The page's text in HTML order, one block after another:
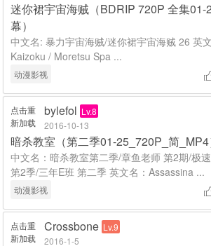
迷你裙宇宙海贼（BDRIP 720P 全集01-
幕）
中文名: 暴力宇宙海贼/迷你裙宇宙海贼 26 英
Kaizoku / Moretsu Spa ...
动漫影视
点击重
新加载
bylefol Lv.8
2016-10-13
暗杀教室（第二季01-25_720P_简_MP4
中文名：暗杀教室第二季/章鱼老师 第2期/极
第2季/三年E班 第二季 英文名：Assassina ...
动漫影视
点击重
新加载
Crossbone Lv.9
2016-1-5